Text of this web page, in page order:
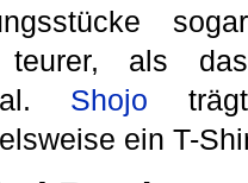
sogar
teurer, als das
Shojo trägt
ein T-